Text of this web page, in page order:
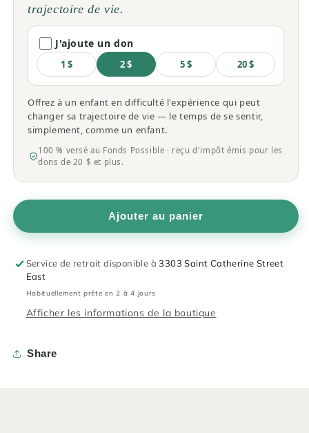
Barbe
de
Mais
(Zea
mays)
séchée
vrac
Barbe
(Zea
mays)
séchée
vrac
trajectoire de vie.
J'ajoute un don
1 $ 2 $ 5 $ 20 $
Offrez à un enfant en difficulté l'expérience qui peut
changer sa trajectoire de vie — le temps de se sentir,
simplement, comme un enfant.
100 % versé au Fonds Possible · reçu d'impôt émis pour les
dons de 20 $ et plus.
Ajouter au panier
Service de retrait disponible à3303 Saint Catherine Street
East
Habituellement prête en 2 à 4 jours
Afficher les informations de la boutique
Share